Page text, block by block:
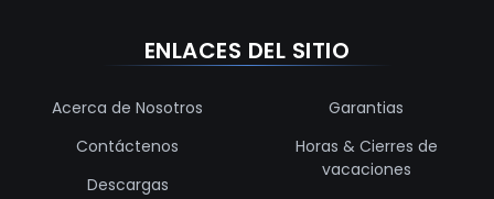
ENLACES DEL SITIO
Acerca de Nosotros
Contáctenos
Descargas
Garantias
Horas & Cierres de
vacaciones